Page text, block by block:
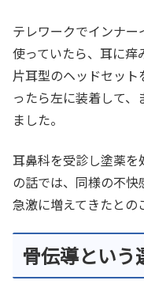
テレワークでインナ
使っていたら、耳に痒
片耳型のヘッドセッ
ったら左に装着して
ました。
耳鼻科を受診し塗薬
の話では、同様の不
急激に増えてきたとの
骨伝導という